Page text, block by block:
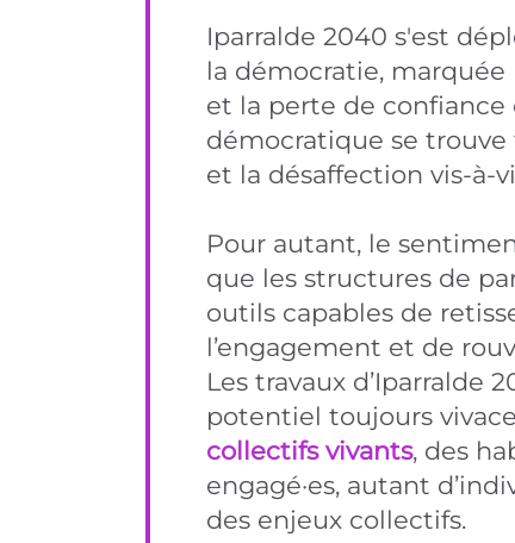
Iparralde 2040 s'est
la démocratie,
et la perte de confiance
démocratique se trouve
et la désaffection vis-à-
Pour autant, le
que les structures de
outils capables de
l’engagement et de
Les travaux d’Iparralde
potentiel toujours
collectifs vivants, des
engagé·es, autant
des enjeux collectifs.